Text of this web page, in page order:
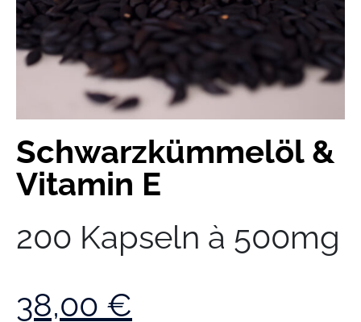
Schwarzkümmelöl &
Vitamin E
200 Kapseln à 500mg
38,00 €